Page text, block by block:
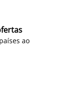
ao